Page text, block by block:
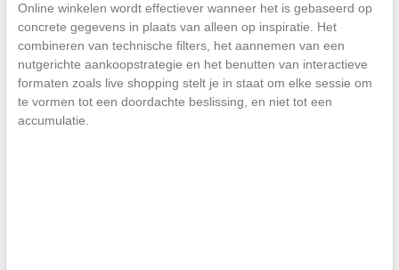
Online winkelen wordt effectiever wanneer het is gebaseerd op
concrete gegevens in plaats van alleen op inspiratie. Het
combineren van technische filters, het aannemen van een
nutgerichte aankoopstrategie en het benutten van interactieve
formaten zoals live shopping stelt je in staat om elke sessie om
te vormen tot een doordachte beslissing, en niet tot een
accumulatie.